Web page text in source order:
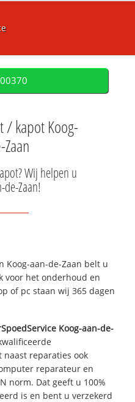
/ kapot Koog-
Wij helpen u
de-Zaan!
Koog-aan-de-Zaan belt u
voor het onderhoud en
of pc staan wij 365 dagen
Koog-aan-de-
reparaties ook
reparateur en
norm. Dat geeft u 100%
is en bent u verzekerd